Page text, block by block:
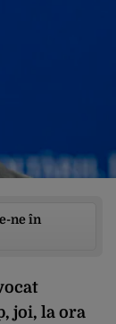
ne în
joi, la ora